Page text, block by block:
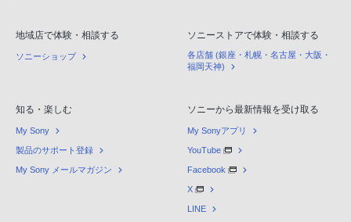
地域店で体験・相談する
ソニーショップ
ソニーストアで体験・相談する
各店舗 (銀座・札幌・名古屋・大阪・
福岡天神)
知る・楽しむ
My Sony
製品のサポート登録
My Sony メールマガジン
ソニーから最新情報を受け取る
My Sonyアプリ
YouTube
Facebook
X
LINE